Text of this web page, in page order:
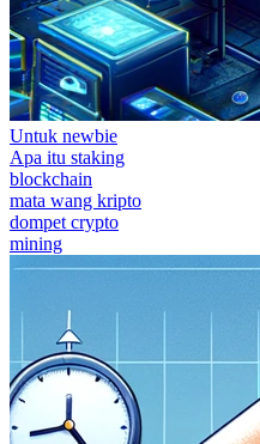
Untuk newbie
Apa itu staking
blockchain
mata wang kripto
dompet crypto
mining